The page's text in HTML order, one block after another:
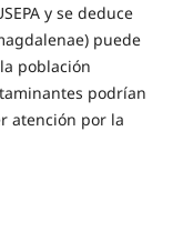
y se deduce
puede
población
podrían
atención por la